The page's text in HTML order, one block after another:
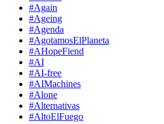
#Again
#Ageing
#Agenda
#AgotamosElPlaneta
#AHopeFiend
#AI
#AI-free
#AIMachines
#Alone
#Alternativas
#AltoElFuego